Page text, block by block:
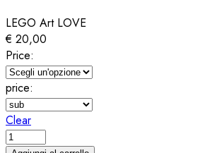
LEGO Art LOVE
€ 20,00
Price:
price:
Clear
LEGO